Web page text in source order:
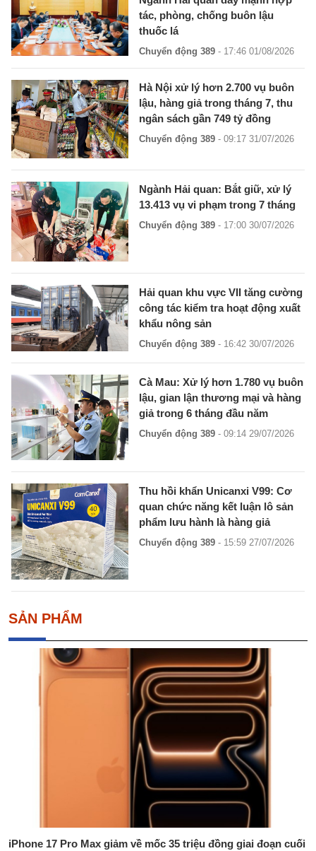
tác, phòng, chống buôn lậu
thuốc lá
Chuyển động 389 - 17:46 01/08/2026
Hà Nội xử lý hơn 2.700 vụ buôn
lậu, hàng giả trong tháng 7, thu
ngân sách gần 749 tỷ đồng
Chuyển động 389 - 09:17 31/07/2026
Ngành Hải quan: Bắt giữ, xử lý
13.413 vụ vi phạm trong 7 tháng
Chuyển động 389 - 17:00 30/07/2026
Hải quan khu vực VII tăng cường
công tác kiểm tra hoạt động xuất
khẩu nông sản
Chuyển động 389 - 16:42 30/07/2026
Cà Mau: Xử lý hơn 1.780 vụ buôn
lậu, gian lận thương mại và hàng
giả trong 6 tháng đầu năm
Chuyển động 389 - 09:14 29/07/2026
Thu hồi khẩn Unicanxi V99: Cơ
quan chức năng kết luận lô sản
phẩm lưu hành là hàng giả
Chuyển động 389 - 15:59 27/07/2026
SẢN PHẨM
iPhone 17 Pro Max giảm về mốc 35 triệu đồng giai đoạn cuối